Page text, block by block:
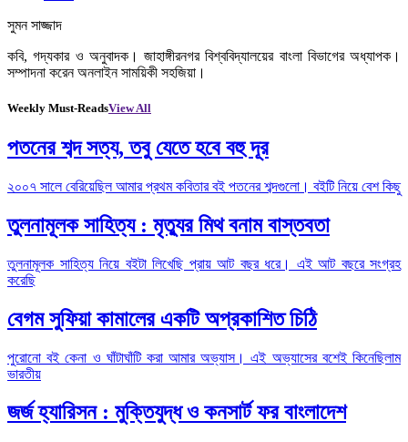
সুমন সাজ্জাদ
কবি, গদ্যকার ও অনুবাদক। জাহাঙ্গীরনগর বিশ্ববিদ্যালয়ের বাংলা বিভাগের অধ্যাপক।
সম্পাদনা করেন অনলাইন সাময়িকী সহজিয়া।
Weekly Must-ReadsView All
পতনের শব্দ সত্য, তবু যেতে হবে বহু দূর
২০০৭ সালে বেরিয়েছিল আমার প্রথম কবিতার বই পতনের শব্দগুলো। বইটি নিয়ে বেশ কিছু
তুলনামূলক সাহিত্য : মৃত্যুর মিথ বনাম বাস্তবতা
তুলনামূলক সাহিত্য নিয়ে বইটা লিখেছি প্রায় আট বছর ধরে। এই আট বছরে সংগ্রহ
করেছি
বেগম সুফিয়া কামালের একটি অপ্রকাশিত চিঠি
পুরোনো বই কেনা ও ঘাঁটাঘাঁটি করা আমার অভ্যাস। এই অভ্যাসের বশেই কিনেছিলাম
ভারতীয়
জর্জ হ্যারিসন : মুক্তিযুদ্ধ ও কনসার্ট ফর বাংলাদেশ